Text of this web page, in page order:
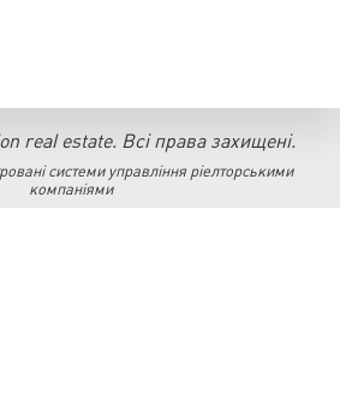
real estate. Всі права захищені.
системи управління ріелторськими
компаніями